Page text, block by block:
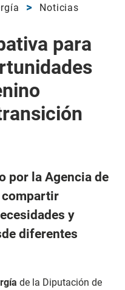
Noticias
para
por la Agencia de
compartir
y
diferentes
de la Diputación de